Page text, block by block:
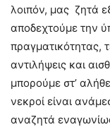
λοιπόν, μας ζητά
αποδεχτούμε την
πραγματικότητας,
αντιλήψεις και
μπορούμε στ’
νεκροί είναι
αναζητά